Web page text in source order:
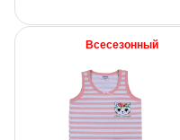
Всесезонный